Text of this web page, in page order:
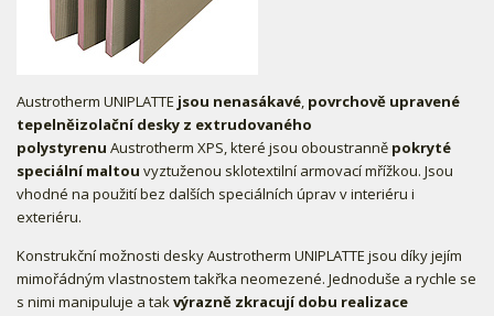
Austrotherm UNIPLATTE jsou nenasákavé, povrchově upravené
tepelněizolační desky z extrudovaného
polystyrenu Austrotherm XPS, které jsou oboustranně pokryté
speciální maltou vyztuženou sklotextilní armovací mřížkou. Jsou
vhodné na použití bez dalších speciálních úprav v interiéru i
exteriéru.
Konstrukční možnosti desky Austrotherm UNIPLATTE jsou díky jejím
mimořádným vlastnostem takřka neomezené. Jednoduše a rychle se
s nimi manipuluje a takvýrazně zkracují dobu realizace